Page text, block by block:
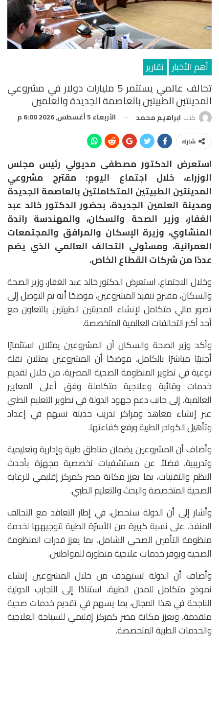
أهم الأخبار تقارير
تحالف عالمي يستثمر 5 مليارات دولار في مشروعي
المدينتين الطبيتين بالعاصمة الجديدة والعلمين
كتب ابراهيم محمد الأربعاء 5 أغسطس, 2026 6:00 م
شارك
استعرض الدكتور مصطفى مديولي رئيس مجلس
الوزراء، خلال اجتماع اليوم؛ مقترح مشروعي
المدينتين الطبيتين المتكاملتين بالعاصمة الجديدة
ومدينة العلمين الجديدة، بحضور الدكتور خالد عبد
الغفار، وزير الصحة والسكان، والمهندسة راندة
المنشاوي، وزيرة الإسكان والمرافق والمجتمعات
العمرانية، ومسئولي التحالف العالمي الذي يضم
عددًا من شركات القطاع الخاص.
وخلال الاجتماع، استعرض الدكتور خالد عبد الغفار، وزير الصحة
والسكان، مقترح تنفيذ المشروعين، موضحًا أنه تم التوصل إلى
تصور مالي متكامل لإنشاء المدينتين الطبيتين بالتعاون مع
أحد أكبر التحالفات العالمية المتخصصة.
وأكد وزير الصحة والسكان أن المشروعين يمثلان استثمارًا
أجنبيًا مباشرًا بالكامل، موضحًا أن المشروعين يمثلان نقلة
نوعية في تطوير المنظومة الصحية المصرية، من خلال تقديم
خدمات وقائية وعلاجية متكاملة وفق أعلى المعايير
العالمية، إلى جانب دعم جهود الدولة في تطوير التعليم الطبي
عبر إنشاء معاهد ومراكز تدريب حديثة تسهم في إعداد
وتأهيل الكوادر الطبية ورفع كفاءتها.
وأضاف أن المشروعين يضمان مناطق طبية وإدارية وتعليمية
وتدريبية، فضلاً عن مستشفيات تخصصية مجهزة بأحدث
النظم والتقنيات، بما يعزز مكانة مصر كمركز إقليمي للرعاية
الصحية المتخصصة والبحث والتعليم الطبي.
وأشار إلى أن الدولة ستحصل، في إطار التعاقد مع التحالف
المنفذ، على نسبة كبيرة من الأسرّة الطبية لتوجيهها لخدمة
منظومة التأمين الصحي الشامل، بما يعزز قدرات المنظومة
الصحية ويوفر خدمات علاجية متطورة للمواطنين.
وأضاف أن الدولة تستهدف من خلال المشروعين إنشاء
نموذج متكامل للمدن الطبية، استنادًا إلى التجارب الدولية
الناجحة في هذا المجال، بما يسهم في تقديم خدمات صحية
متقدمة، ويعزز مكانة مصر كمركز إقليمي للسياحة العلاجية
والخدمات الطبية المتخصصة.